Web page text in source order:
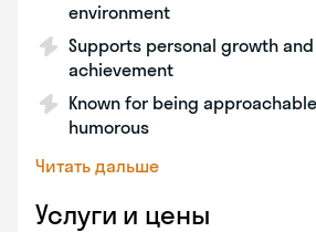
environment
Supports personal growth
achievement
Known for being
humorous
Читать дальше
Услуги и цены